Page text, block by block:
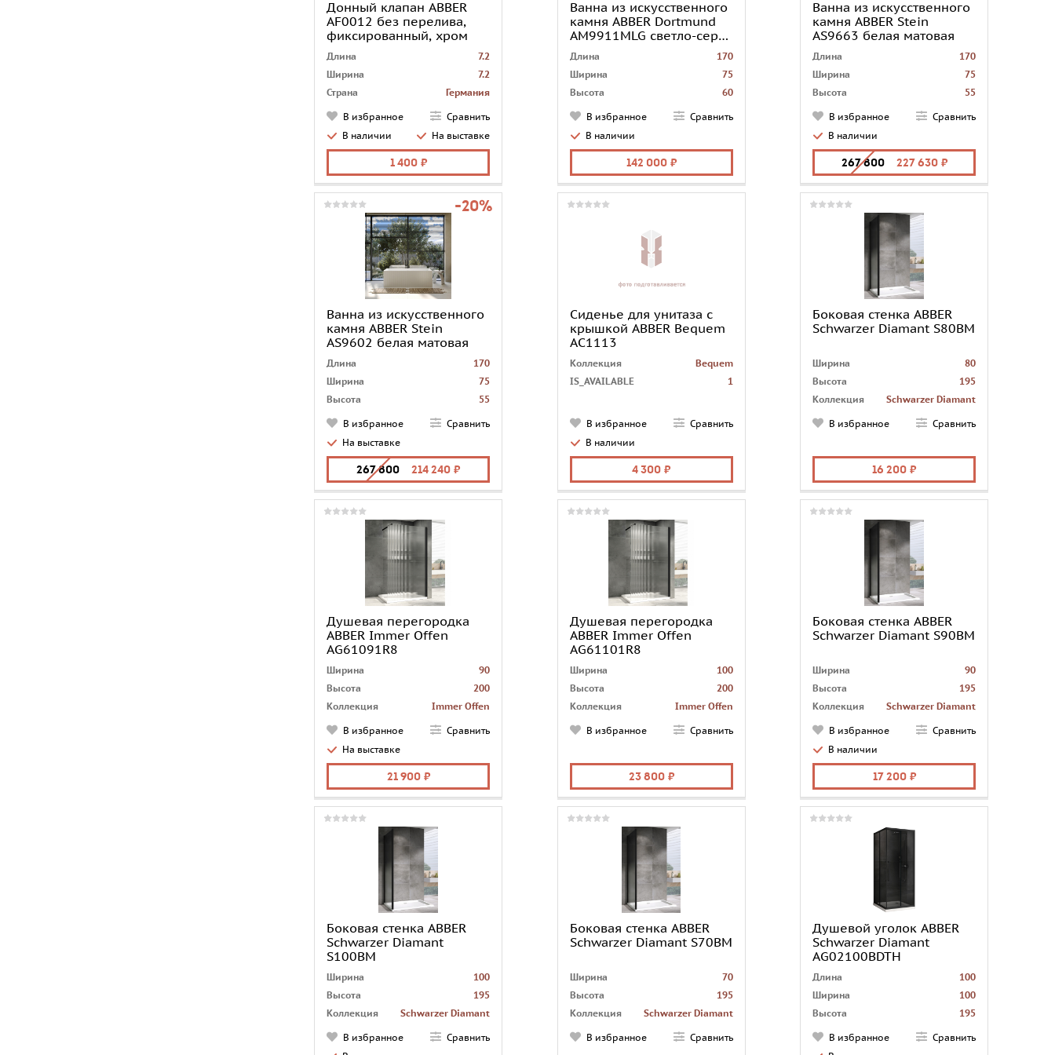
Донный клапан ABBER
AF0012 без перелива,
фиксированный, хром
Длина
7.2
Ширина
7.2
Страна
Германия
Система клик-клак
отсутствует
мест
место
донный клапан
Назначение
для раковины
Материал
латунь
В избранное
Сравнить
В наличии
На выставке
1 400
Ванна из искусственного
камня ABBER Dortmund
AM9911MLG светло-серая
матовая
Длина
170
Ширина
75
Высота
60
Глубина
предусмотрена
Страна
Германия
Расположение слива
по центру
В избранное
Сравнить
В наличии
142 000
Ванна из искусственного
камня ABBER Stein
AS9663 белая матовая
Длина
170
Ширина
75
Высота
55
Глубина
предусмотрена
Диаметр сливного отверстия
5
Страна
Германия
В избранное
Сравнить
В наличии
267 800 227 630
-20%
Ванна из искусственного
камня ABBER Stein
AS9602 белая матовая
Длина
170
Ширина
75
Высота
55
Глубина
предусмотрена
Диаметр сливного отверстия
5
Страна
Германия
В избранное
Сравнить
На выставке
267 800 214 240
Сиденье для унитаза с
крышкой ABBER Bequem
AC1113
Коллекция
Bequem
IS_AVAILABLE
1
В избранное
Сравнить
В наличии
4 300
Боковая стенка ABBER
Schwarzer Diamant S80BM
Ширина
80
Высота
195
Коллекция
Schwarzer Diamant
Страна
Доводчики
отсутствуют
Форма
перегородка
В избранное Сравнить
16 200
Душевая перегородка
ABBER Immer Offen
AG61091R8
Ширина
90
Высота
200
Коллекция
Immer Offen
Страна
Доводчики
отсутствуют
Форма
перегородка
В избранное
Сравнить
На выставке
21 900
Душевая перегородка
ABBER Immer Offen
AG61101R8
Ширина
100
Высота
200
Коллекция
Immer Offen
Страна
Доводчики
отсутствуют
Форма
перегородка
В избранное Сравнить
23 800
Боковая стенка ABBER
Schwarzer Diamant S90BM
Ширина
90
Высота
195
Коллекция
Schwarzer Diamant
Страна
Доводчики
отсутствуют
Форма
перегородка
В избранное
Сравнить
В наличии
17 200
Боковая стенка ABBER
Schwarzer Diamant
S100BM
Ширина
100
Высота
195
Коллекция
Schwarzer Diamant
Страна
В избранное
Сравнить
Боковая стенка ABBER
Schwarzer Diamant S70BM
Ширина
70
Высота
195
Коллекция
Schwarzer Diamant
Страна
В избранное Сравнить
Душевой уголок ABBER
Schwarzer Diamant
AG02100BDTH
Длина
100
Ширина
100
Высота
195
Коллекция
Schwarzer Diamant
В избранное
Сравнить